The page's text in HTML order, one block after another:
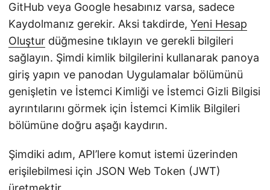
GitHub veya Google hesabınız varsa, sadece
Kaydolmanız gerekir. Aksi takdirde, Yeni Hesap
Oluştur düğmesine tıklayın ve gerekli bilgileri
sağlayın. Şimdi kimlik bilgilerini kullanarak panoya
giriş yapın ve panodan Uygulamalar bölümünü
genişletin ve İstemci Kimliği ve İstemci Gizli Bilgisi
ayrıntılarını görmek için İstemci Kimlik Bilgileri
bölümüne doğru aşağı kaydırın.
Şimdiki adım, API’lere komut istemi üzerinden
erişilebilmesi için JSON Web Token (JWT)